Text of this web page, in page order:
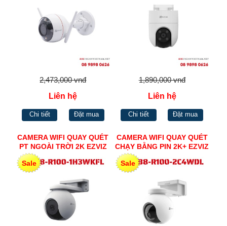
2,473,000 vnđ
Liên hệ
Chi tiết Đặt mua
1,890,000 vnđ
Liên hệ
Chi tiết Đặt mua
CAMERA WIFI QUAY QUÉT
PT NGOÀI TRỜI 2K EZVIZ
CS-H8-R100-1H3WKFL
Sale
CAMERA WIFI QUAY QUÉT
CHẠY BẰNG PIN 2K+ EZVIZ
CS-HB8-R100-2C4WDL
Sale